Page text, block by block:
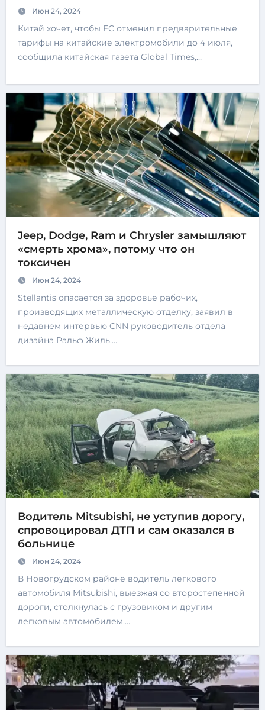
Июн 24, 2024
Китай хочет, чтобы ЕС отменил предварительные
тарифы на китайские электромобили до 4 июля,
сообщила китайская газета Global Times,…
Jeep, Dodge, Ram и Chrysler замышляют
«смерть хрома», потому что он
токсичен
Июн 24, 2024
Stellantis опасается за здоровье рабочих,
производящих металлическую отделку, заявил в
недавнем интервью CNN руководитель отдела
дизайна Ральф Жиль.…
Водитель Mitsubishi, не уступив дорогу,
спровоцировал ДТП и сам оказался в
больнице
Июн 24, 2024
В Новогрудском районе водитель легкового
автомобиля Mitsubishi, выезжая со второстепенной
дороги, столкнулась с грузовиком и другим
легковым автомобилем.…